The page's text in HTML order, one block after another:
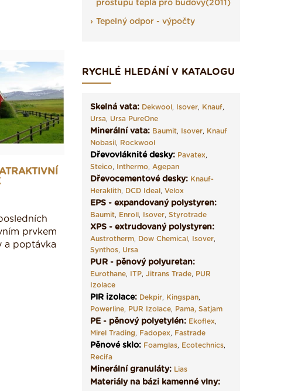
prvkem
a poptávka
prostupu tepla pro budovy(2011)
Tepelný odpor - výpočty
RYCHLÉ HLEDÁNÍ V KATALOGU
Skelná vata: Dekwool, Isover, Knauf,
Ursa, Ursa PureOne
Minerální vata: Baumit, Isover, Knauf
Nobasil, Rockwool
Dřevovláknité desky: Pavatex,
Steico, Inthermo, Agepan
Dřevocementové desky: Knauf-
Heraklith, DCD Ideal, Velox
EPS - expandovaný polystyren:
Baumit, Enroll, Isover, Styrotrade
XPS - extrudovaný polystyren:
Austrotherm, Dow Chemical, Isover,
Synthos, Ursa
PUR - pěnový polyuretan:
Eurothane, ITP, Jitrans Trade, PUR
Izolace
PIR izolace: Dekpir, Kingspan,
Powerline, PUR Izolace, Pama, Satjam
PE - pěnový polyetylén: Ekoflex,
Mirel Trading, Fadopex, Fastrade
Pěnové sklo: Foamglas, Ecotechnics,
Recifa
Minerální granuláty: Lias
Materiály na bázi kamenné vlny: